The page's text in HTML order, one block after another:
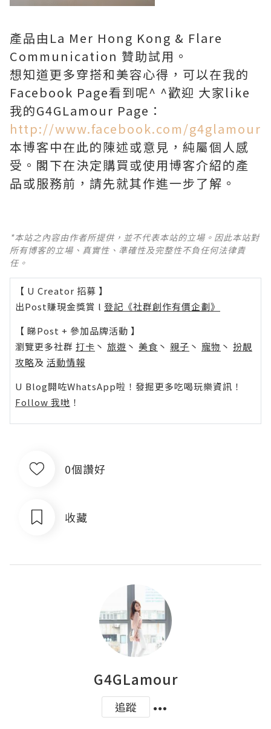
產品由La Mer Hong Kong & Flare
Communication 贊助試用。
想知道更多穿搭和美容心得，可以在我的
Facebook Page看到呢^ ^歡迎 大家like
我的G4GLamour Page：
http://www.facebook.com/g4glamour
本博客中在此的陳述或意見，純屬個人感
受。閣下在決定購買或使用博客介紹的產
品或服務前，請先就其作進一步了解。
*本站之內容由作者所提供，並不代表本站的立場。因此本站對
所有博客的立場、真實性、準確性及完整性不負任何法律責
任。
【 U Creator 招募 】
出Post賺現金獎賞 l 登記《社群創作有價企劃》
【 睇Post + 參加品牌活動 】
瀏覽更多社群 打卡 丶 旅遊 丶 美食 丶 親子 丶 寵物 丶 扮靚
攻略及 活動情報
U Blog開咗WhatsApp啦！發掘更多吃喝玩樂資訊！
Follow 我哋 ！
0個讚好
收藏
G4GLamour
追蹤